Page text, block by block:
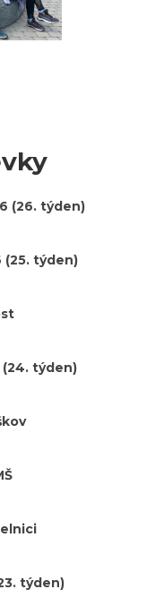
(26. týden)
(25. týden)
(24. týden)
týden)